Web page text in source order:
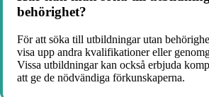
behörighet?
För att söka till utbildningar utan
visa upp andra kvalifikationer eller
Vissa utbildningar kan också erbjuda
att ge de nödvändiga förkunskaperna.